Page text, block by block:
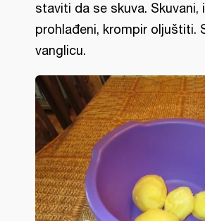
staviti da se skuva. Skuvani,
prohlađeni, krompir oljuštiti.
vanglicu.